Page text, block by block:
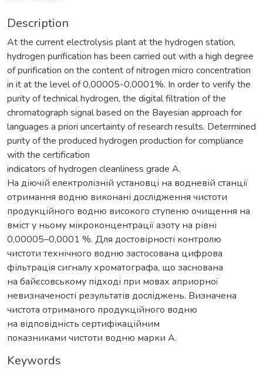
Description
At the current electrolysis plant at the hydrogen station,
hydrogen purification has been carried out with a high degree
of purification on the content of nitrogen micro concentration
in it at the level of 0,00005-0,0001%. In order to verify the
purity of technical hydrogen, the digital filtration of the
chromatograph signal based on the Bayesian approach for
languages a priori uncertainty of research results. Determined
purity of the produced hydrogen production for compliance
with the certification
indicators of hydrogen cleanliness grade A.
На діючій електролізній установці на водневій станції
отримання водню виконані дослідження чистоти
продукційного водню високого ступеню очищення на
вміст у ньому мікроконцентрації азоту на рівні
0,00005–0,0001 %. Для достовірності контролю
чистоти технічного водню застосована цифрова
фільтрація сигналу хроматографа, що заснована
на байєсовському підході при мовах априорної
невизначеності результатів досліджень. Визначена
чистота отриманого продукційного водню
на відповідність сертифікаційним
показниками чистоти водню марки А.
Keywords